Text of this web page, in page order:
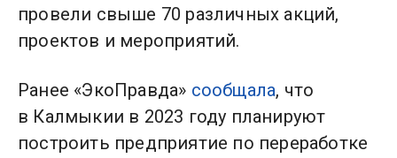
провели свыше 70 различных акций,
проектов и мероприятий.
Ранее «ЭкоПравда» сообщала, что
в Калмыкии в 2023 году планируют
построить предприятие по переработке